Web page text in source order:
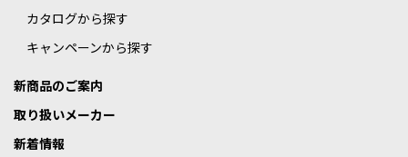
カタログから探す
キャンペーンから探す
新商品のご案内
取り扱いメーカー
新着情報